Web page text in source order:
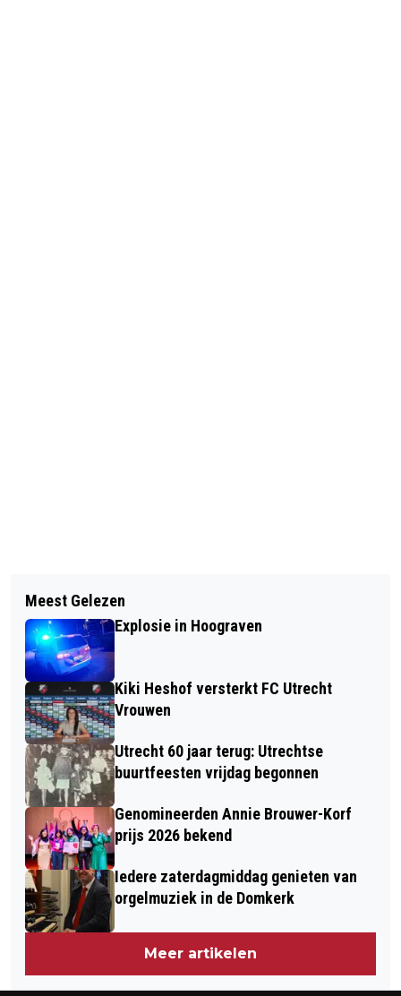
UTRECHT GAAT STRENGER TOEZICHT
HOUDEN OM WMO-FRAUDE TEGEN TE
GAAN
RAAMSCHILDERING 'SCHRÖDER &
RIETVELD ARCHITECT' OPNIEUW
AANGEBRACHT OP RIETVELD
SCHRÖDERHUIS
Meest Gelezen
Explosie in Hoograven
Kiki Heshof versterkt FC Utrecht
Vrouwen
Utrecht 60 jaar terug: Utrechtse
buurtfeesten vrijdag begonnen
Genomineerden Annie Brouwer-Korf
prijs 2026 bekend
Iedere zaterdagmiddag genieten van
orgelmuziek in de Domkerk
Meer artikelen